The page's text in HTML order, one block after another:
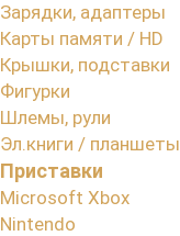
Зарядки, адаптеры
Карты памяти / HD
Крышки, подставки
Фигурки
Шлемы, рули
Эл.книги / планшеты
Приставки
Microsoft Xbox
Nintendo